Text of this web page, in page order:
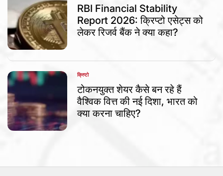
IN
RBI Financial Stability
Report 2026: क्रिप्टो एसेट्स को
लेकर रिजर्व बैंक ने क्या कहा?
POSTED
IN
क्रिप्टो
टोकनयुक्त शेयर कैसे बन रहे हैं
वैश्विक वित्त की नई दिशा, भारत को
क्या करना चाहिए?